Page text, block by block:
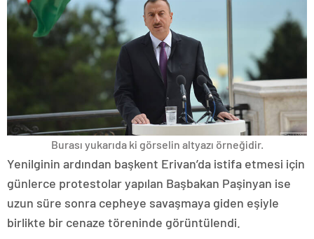
Burası yukarıda ki görselin altyazı örneğidir.
Yenilginin ardından başkent Erivan’da istifa etmesi için
günlerce protestolar yapılan Başbakan Paşinyan ise
uzun süre sonra cepheye savaşmaya giden eşiyle
birlikte bir cenaze töreninde görüntülendi.